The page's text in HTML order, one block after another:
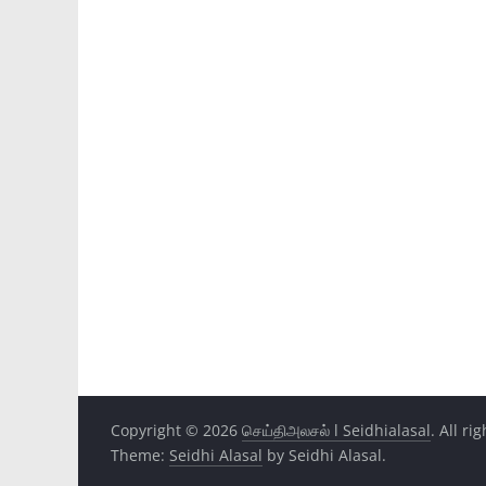
Copyright © 2026 செய்திஅலசல் l Seidhialasal. All
Theme: Seidhi Alasal by Seidhi Alasal.